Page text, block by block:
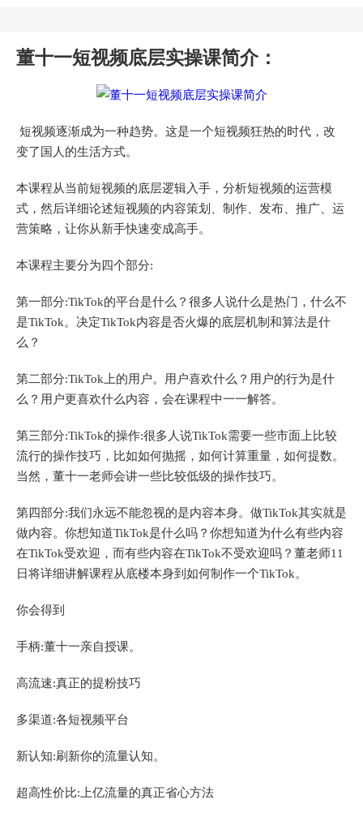
董十一短视频底层实操课简介：
短视频逐渐成为一种趋势。这是一个短视频狂热的时代，改
变了国人的生活方式。
本课程从当前短视频的底层逻辑入手，分析短视频的运营模
式，然后详细论述短视频的内容策划、制作、发布、推广、运
营策略，让你从新手快速变成高手。
本课程主要分为四个部分:
第一部分:TikTok的平台是什么？很多人说什么是热门，什么不
是TikTok。决定TikTok内容是否火爆的底层机制和算法是什
么？
第二部分:TikTok上的用户。用户喜欢什么？用户的行为是什
么？用户更喜欢什么内容，会在课程中一一解答。
第三部分:TikTok的操作:很多人说TikTok需要一些市面上比较
流行的操作技巧，比如如何抛摇，如何计算重量，如何提数。
当然，董十一老师会讲一些比较低级的操作技巧。
第四部分:我们永远不能忽视的是内容本身。做TikTok其实就是
做内容。你想知道TikTok是什么吗？你想知道为什么有些内容
在TikTok受欢迎，而有些内容在TikTok不受欢迎吗？董老师11
日将详细讲解课程从底楼本身到如何制作一个TikTok。
你会得到
手柄:董十一亲自授课。
高流速:真正的提粉技巧
多渠道:各短视频平台
新认知:刷新你的流量认知。
超高性价比:上亿流量的真正省心方法